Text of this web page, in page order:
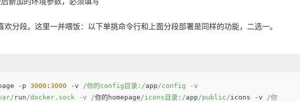
分段。这里一并喂饭：以下单挑命令行和上面分段部署是同样的功能，二选一。
- p 3000 : 3000 -v /你的config目录:/app/config -v
run/docker.sock -v /你的homepage/icons目录:/app/public/icons -v /你